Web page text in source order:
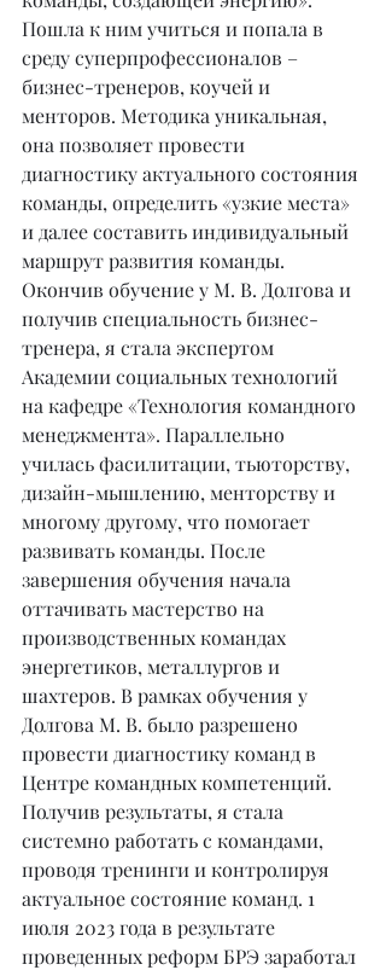
Пошла к ним учиться и попала в
среду суперпрофессионалов –
бизнес-тренеров, коучей и
менторов. Методика уникальная,
она позволяет провести
диагностику актуального состояния
команды, определить «узкие места»
и далее составить индивидуальный
маршрут развития команды.
Окончив обучение у М. В. Долгова и
получив специальность бизнес-
тренера, я стала экспертом
Академии социальных технологий
на кафедре «Технология командного
менеджмента». Параллельно
училась фасилитации, тьюторству,
дизайн-мышлению, менторству и
многому другому, что помогает
развивать команды. После
завершения обучения начала
оттачивать мастерство на
производственных командах
энергетиков, металлургов и
шахтеров. В рамках обучения у
Долгова М. В. было разрешено
провести диагностику команд в
Центре командных компетенций.
Получив результаты, я стала
системно работать с командами,
проводя тренинги и контролируя
актуальное состояние команд. 1
июля 2023 года в результате
проведенных реформ БРЭ заработал